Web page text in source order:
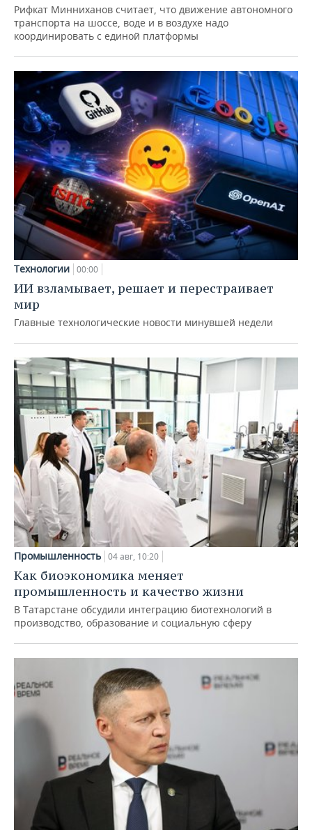
Рифкат Минниханов считает, что движение автономного
транспорта на шоссе, воде и в воздухе надо
координировать с единой платформы
Технологии 00:00
ИИ взламывает, решает и перестраивает
мир
Главные технологические новости минувшей недели
Промышленность 04 авг, 10:20
Как биоэкономика меняет
промышленность и качество жизни
В Татарстане обсудили интеграцию биотехнологий в
производство, образование и социальную сферу